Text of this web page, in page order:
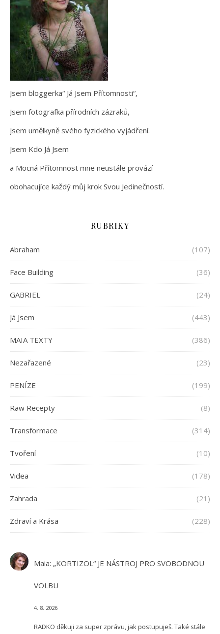
Jsem bloggerka“ Já Jsem Přítomnosti“,
Jsem fotografka přírodních zázraků,
Jsem umělkyně svého fyzického vyjádření.
Jsem Kdo Já Jsem
a Mocná Přítomnost mne neustále provází
obohacujíce každý můj krok Svou Jedinečností.
RUBRIKY
Abraham (107)
Face Building (36)
GABRIEL (24)
Já Jsem (443)
MAIA TEXTY (386)
Nezařazené (23)
PENÍZE (199)
Raw Recepty (8)
Transformace (314)
Tvoření (10)
Videa (178)
Zahrada (21)
Zdraví a Krása (228)
Maia: „KORTIZOL“ JE NÁSTROJ PRO SVOBODNOU
VOLBU
4. 8. 2026
RADKO děkuji za super zprávu, jak postupuješ. Také stále